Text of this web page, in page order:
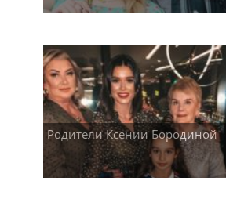
Родители Ксении Бородиной